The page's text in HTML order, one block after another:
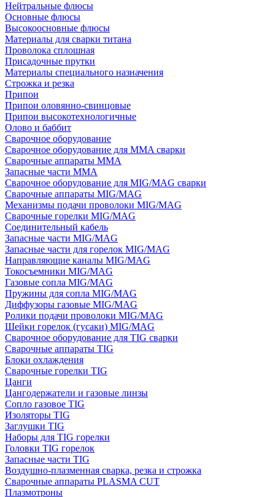
Нейтральные флюсы
Основные флюсы
Высокоосновные флюсы
Материалы для сварки титана
Проволока сплошная
Присадочные прутки
Материалы специального назначения
Строжка и резка
Припои
Припои оловянно-свинцовые
Припои высокотехнологичные
Олово и баббит
Сварочное оборудование
Сварочное оборудование для MMA сварки
Сварочные аппараты MMA
Запасные части MMA
Сварочное оборудование для MIG/MAG сварки
Сварочные аппараты MIG/MAG
Механизмы подачи проволоки MIG/MAG
Сварочные горелки MIG/MAG
Соединительный кабель
Запасные части MIG/MAG
Запасные части для горелок MIG/MAG
Направляющие каналы MIG/MAG
Токосъемники MIG/MAG
Газовые сопла MIG/MAG
Пружины для сопла MIG/MAG
Диффузоры газовые MIG/MAG
Ролики подачи проволоки MIG/MAG
Шейки горелок (гусаки) MIG/MAG
Сварочное оборудование для TIG сварки
Сварочные аппараты TIG
Блоки охлаждения
Сварочные горелки TIG
Цанги
Цангодержатели и газовые линзы
Сопло газовое TIG
Изоляторы TIG
Заглушки TIG
Наборы для TIG горелки
Головки TIG горелок
Запасные части TIG
Воздушно-плазменная сварка, резка и строжка
Сварочные аппараты PLASMA CUT
Плазмотроны